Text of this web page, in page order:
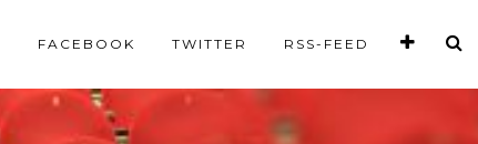
FACEBOOK TWITTER RSS-FEED